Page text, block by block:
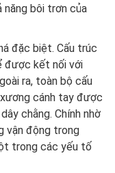
năng bôi trơn của
đặc biệt. Cấu trúc
được kết nối với
ra, toàn bộ cấu
cánh tay được
chằng. Chính nhờ
vận động trong
trong các yếu tố